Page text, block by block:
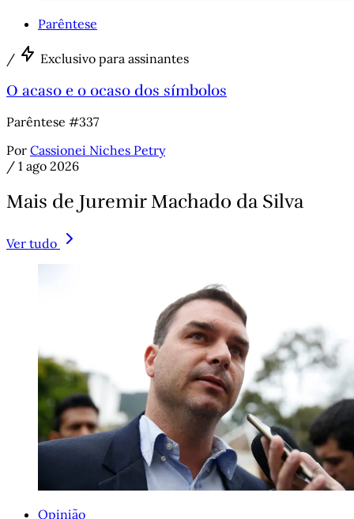
Parêntese
/ Exclusivo para assinantes
O acaso e o ocaso dos símbolos
Parêntese #337
Por Cassionei Niches Petry
/ 1 ago 2026
Mais de Juremir Machado da Silva
Ver tudo
Opinião